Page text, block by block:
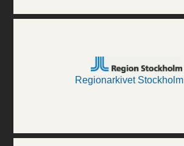
Regionarkivet Stockholm